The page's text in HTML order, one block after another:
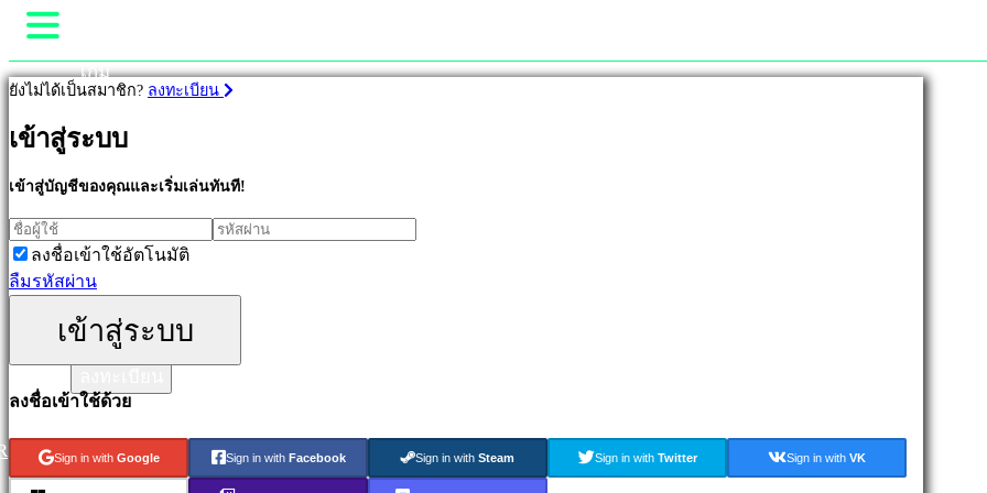
เกม
ออก
ใหม่
Free
Play
เกม
ผจญ
เกม
วางแผน
เกม
Gameplay
ข่าวสาร
มีเดีย
ร้านค้า
เข้าสู่ระบบ
ยังไม่ได้เป็นสมาชิก? ลงทะเบียน
เข้าสู่ระบบ
เข้าสู่บัญชีของคุณและเริ่มเล่นทันที!
ลงชื่อเข้าใช้อัตโนมัติ
ลืมรหัสผ่าน
เข้าสู่ระบบ
ลงชื่อเข้าใช้ด้วย
Sign in with Google Sign in with Facebook Sign in with Steam Sign in with Twitter Sign in with VK